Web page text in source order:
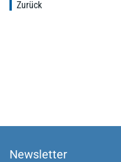
Zurück
Newsletter